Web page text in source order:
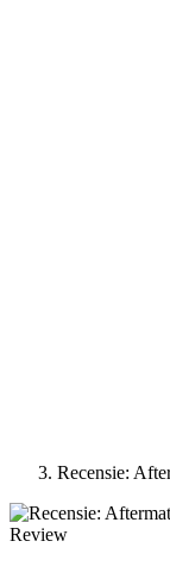
Recensie:
Review